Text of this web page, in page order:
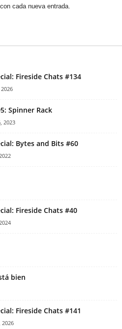
cada nueva entrada.
Fireside Chats #134
Spinner Rack
2023
Bytes and Bits #60
Fireside Chats #40
bien
Fireside Chats #141
2026